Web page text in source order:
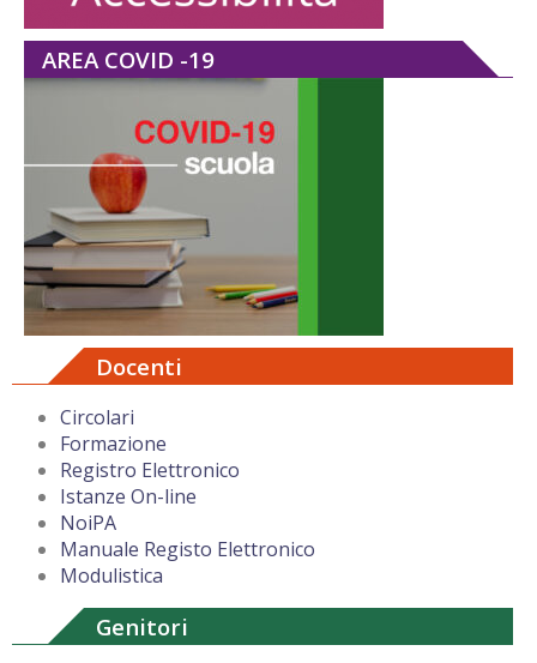
AREA COVID -19
Docenti
Circolari
Formazione
Registro Elettronico
Istanze On-line
NoiPA
Manuale Registo Elettronico
Modulistica
Genitori